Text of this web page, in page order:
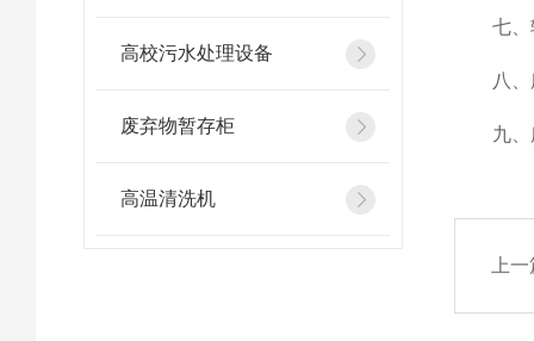
高校污水处理设备
废弃物暂存柜
高温清洗机
七、转
八、所
九、所
上